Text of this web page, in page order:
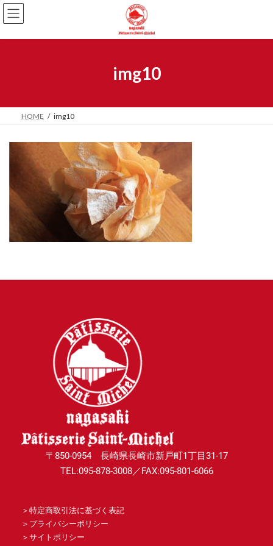
img10
HOME img10
〒850-0954 長崎県長崎市新戸町1丁目31-17
TEL:095-878-3008／FAX:095-801-6066
＞ 特定商取引法に基づく表記
＞ プライバシーポリシー
＞ サイトポリシー